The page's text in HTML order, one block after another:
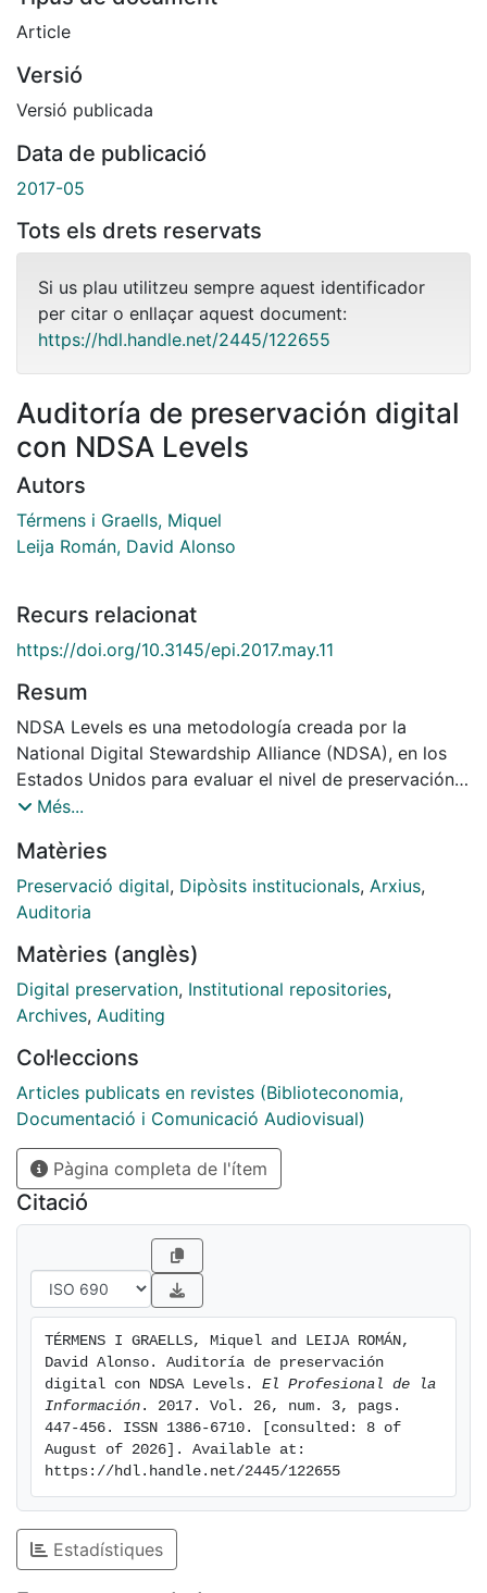
Article
Versió
Versió publicada
Data de publicació
2017-05
Tots els drets reservats
Si us plau utilitzeu sempre aquest identificador
per citar o enllaçar aquest document:
https://hdl.handle.net/2445/122655
Auditoría de preservación digital
con NDSA Levels
Autors
Térmens i Graells, Miquel
Leija Román, David Alonso
Recurs relacionat
https://doi.org/10.3145/epi.2017.may.11
Resum
NDSA Levels es una metodología creada por la
National Digital Stewardship Alliance (NDSA), en los
Estados Unidos para evaluar el nivel de preservación
digital de una determinada institución. Se presentan
públicas y privadas en España, México, Brasil y Suiza.
De esta experiencia se concluye que la metodología
NDSA Levels es de fácil aplicación y que, además de
ofrece una guía sobre las acciones técnicas que en el
futuro se deberían incluir en un plan de preservación.
Més...
Matèries
Preservació digital, Dipòsits institucionals, Arxius,
Auditoria
Matèries (anglès)
Digital preservation, Institutional repositories,
Archives, Auditing
Col·leccions
Articles publicats en revistes (Biblioteconomia,
Documentació i Comunicació Audiovisual)
Pàgina completa de l'ítem
Citació
TÉRMENS I GRAELLS, Miquel and LEIJA ROMÁN,
David Alonso. Auditoría de preservación
digital con NDSA Levels. El Profesional de la
Información . 2017. Vol. 26, num. 3, pags.
447-456. ISSN 1386-6710. [consulted: 8 of
August of 2026]. Available at:
https://hdl.handle.net/2445/122655
Estadístiques